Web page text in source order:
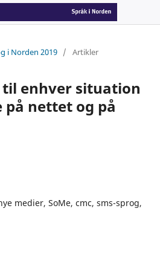
i Norden 2019 / Artikler
enhver situation
på nettet og på
medier, SoMe, cmc, sms-sprog,